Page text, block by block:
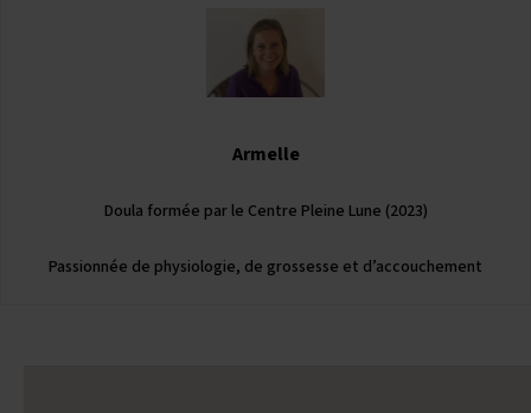
Armelle
Doula formée par le Centre Pleine Lune (2023)
Passionnée de physiologie, de grossesse et d’accouchement